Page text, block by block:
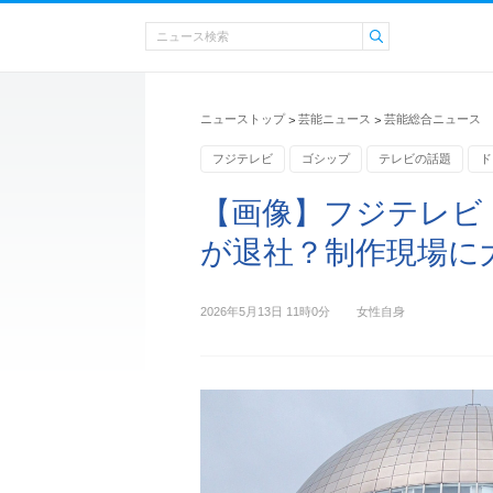
ニューストップ > 芸能ニュース > 芸能総合ニュース
フジテレビ ゴシップ テレビの話題
【画像】フジテレ
が退社？制作現場に
2026年5月13日 11時0分 女性自身